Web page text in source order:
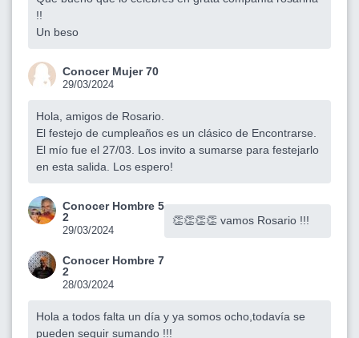
!!
Un beso
Conocer Mujer 70
29/03/2024
Hola, amigos de Rosario.
El festejo de cumpleaños es un clásico de Encontrarse.
El mío fue el 27/03. Los invito a sumarse para festejarlo
en esta salida. Los espero!
Conocer Hombre 5
2
29/03/2024
👏👏👏👏 vamos Rosario !!!
Conocer Hombre 7
2
28/03/2024
Hola a todos falta un día y ya somos ocho,todavía se
pueden seguir sumando !!!